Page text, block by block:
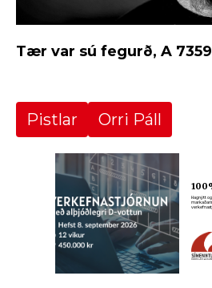
Tær var sú fegurð, A 7359
Pistlar Orri Páll